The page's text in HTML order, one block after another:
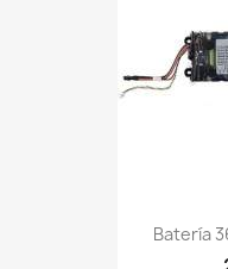
Batería